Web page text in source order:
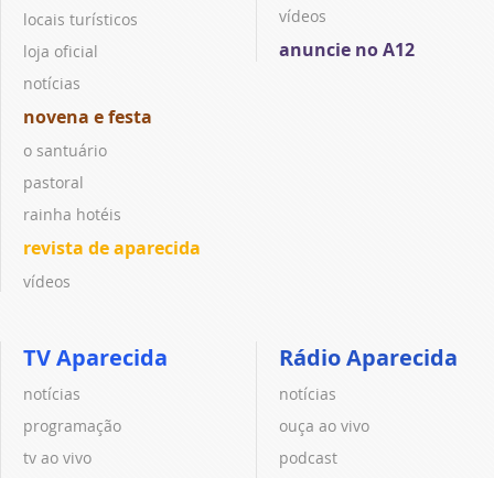
locais turísticos
loja oficial
notícias
novena e festa
o santuário
pastoral
rainha hotéis
revista de aparecida
vídeos
vídeos
anuncie no A12
TV Aparecida
notícias
programação
tv ao vivo
Rádio Aparecida
notícias
ouça ao vivo
podcast